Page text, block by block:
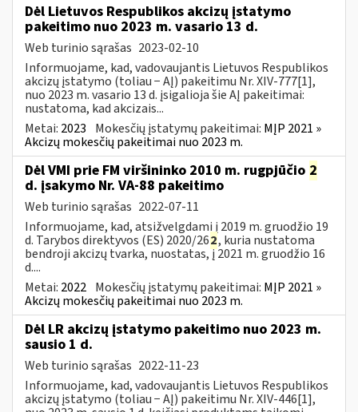
Dėl Lietuvos Respublikos akcizų įstatymo
pakeitimo nuo 2023 m. vasario 13 d.
Web turinio sąrašas 2023-02-10
Informuojame, kad, vadovaujantis Lietuvos Respublikos
akcizų įstatymo (toliau − AĮ) pakeitimu Nr. XIV-777[1],
nuo 2023 m. vasario 13 d. įsigalioja šie AĮ pakeitimai:
nustatoma, kad akcizais...
Metai: 2023 Mokesčių įstatymų pakeitimai: MĮP 2021 »
Akcizų mokesčių pakeitimai nuo 2023 m.
Dėl VMI prie FM viršininko 2010 m. rugpjūčio 2
d. įsakymo Nr. VA-88 pakeitimo
Web turinio sąrašas 2022-07-11
Informuojame, kad, atsižvelgdami į 2019 m. gruodžio 19
d. Tarybos direktyvos (ES) 2020/262, kuria nustatoma
bendroji akcizų tvarka, nuostatas, į 2021 m. gruodžio 16
d....
Metai: 2022 Mokesčių įstatymų pakeitimai: MĮP 2021 »
Akcizų mokesčių pakeitimai nuo 2023 m.
Dėl LR akcizų įstatymo pakeitimo nuo 2023 m.
sausio 1 d.
Web turinio sąrašas 2022-11-23
Informuojame, kad, vadovaujantis Lietuvos Respublikos
akcizų įstatymo (toliau − AĮ) pakeitimu Nr. XIV-446[1],